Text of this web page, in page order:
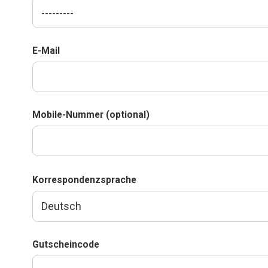
E-Mail
Mobile-Nummer (optional)
Korrespondenzsprache
Gutscheincode